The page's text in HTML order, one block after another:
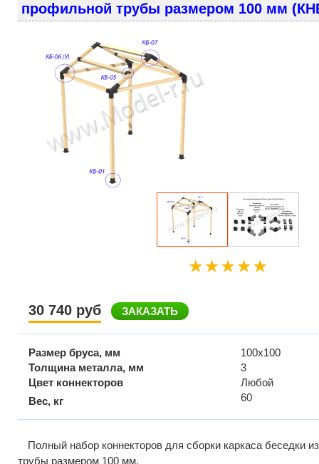
профильной трубы размером 100 мм
30 740 руб ЗАКАЗАТЬ
Размер бруса, мм
100x100
Толщина металла, мм
3
Цвет коннекторов
Любой
Вес, кг
60
Полный набор коннекторов для сборки каркаса беседки
трубы размером 100 мм.